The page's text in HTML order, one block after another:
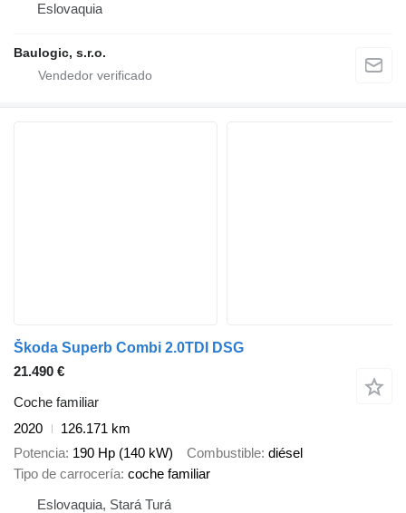
Eslovaquia
Baulogic, s.r.o.
Škoda Superb Combi 2.0TDI DSG
21.490 €
Coche familiar
2020
126.171 km
Potencia 190 Hp (140 kW) Combustible diésel
Tipo de carrocería coche familiar
Eslovaquia, Stará Turá